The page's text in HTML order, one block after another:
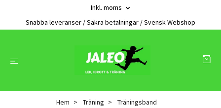
Inkl. moms
Snabba leveranser / Säkra betalningar / Svensk Webshop
Hem Träning
Träningsband